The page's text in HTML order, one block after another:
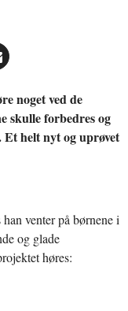
noget ved de
skulle forbedres og
Et helt nyt og uprøvet
venter på børnene i
og glade
høres: